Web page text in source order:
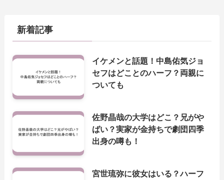
新着記事
イケメンと話題！中島佑気ジョ
セフはどことのハーフ？両親に
ついても
佐野晶哉の大学はどこ？兄がや
ばい？実家が金持ちで劇団四季
出身の噂も！
宮世琉弥に彼女はいる？ハーフ